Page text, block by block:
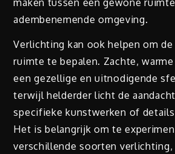
maken tussen een gewone
adembenemende omgeving.
Verlichting kan ook helpen om
ruimte te bepalen. Zachte,
een gezellige en uitnodigende
terwijl helderder licht de
specifieke kunstwerken of
Het is belangrijk om te
verschillende soorten